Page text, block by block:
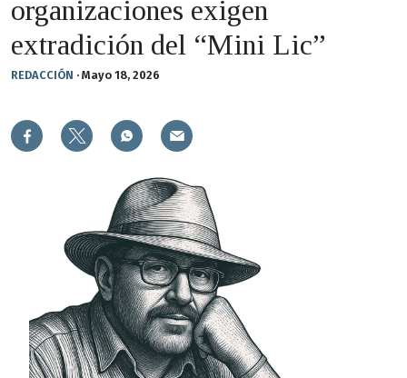
organizaciones exigen
extradición del “Mini Lic”
REDACCIÓN · Mayo 18, 2026